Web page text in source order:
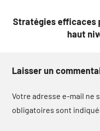
Stratégies efficaces
haut
Laisser un
Votre adresse e-mail ne
obligatoires sont